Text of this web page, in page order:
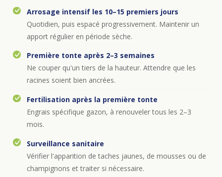
Arrosage intensif les 10–15 premiers jours
Quotidien, puis espacé progressivement. Maintenir un
apport régulier en période sèche.
Première tonte après 2–3 semaines
Ne couper qu'un tiers de la hauteur. Attendre que les
racines soient bien ancrées.
Fertilisation après la première tonte
Engrais spécifique gazon, à renouveler tous les 2–3
mois.
Surveillance sanitaire
Vérifier l'apparition de taches jaunes, de mousses ou de
champignons et traiter si nécessaire.